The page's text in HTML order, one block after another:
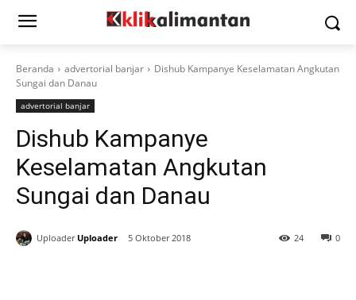
Beranda advertorial banjar
Dishub Kampanye Keselamatan Angkutan
Sungai dan Danau
advertorial banjar
Dishub Kampanye
Keselamatan Angkutan
Sungai dan Danau
Uploader Uploader 5 Oktober 2018 0
24